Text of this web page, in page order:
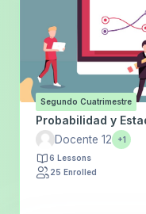
Segundo Cuatrimestre
Probabilidad y
Docente 12
+1
6 Lessons
25 Enrolled